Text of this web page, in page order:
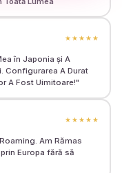
★★★★★
în Japonia și A
Configurarea A Durat
A Fost Uimitoare!"
★★★★★
Am Rămas
Europa fără să